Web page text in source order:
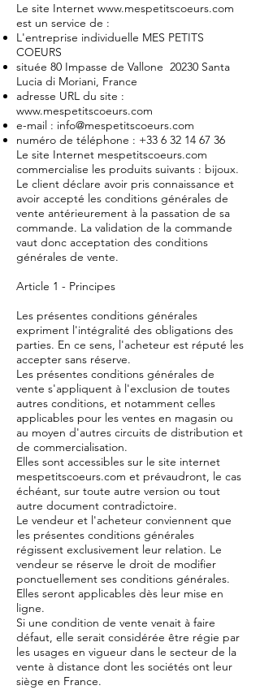
Le site Internet www.mespetitscoeurs.com
est un service de :
L'entreprise individuelle MES PETITS
COEURS
située 80 Impasse de Vallone 20230 Santa
Lucia di Moriani, France
adresse URL du site :
www.mespetitscoeurs.com
e-mail : info@mespetitscoeurs.com
numéro de téléphone : +33 6 32 14 67 36
Le site Internet mespetitscoeurs.com
commercialise les produits suivants : bijoux.
Le client déclare avoir pris connaissance et
avoir accepté les conditions générales de
vente antérieurement à la passation de sa
commande. La validation de la commande
vaut donc acceptation des conditions
générales de vente.
Article 1 - Principes
Les présentes conditions générales
expriment l'intégralité des obligations des
parties. En ce sens, l'acheteur est réputé les
accepter sans réserve.
Les présentes conditions générales de
vente s'appliquent à l'exclusion de toutes
autres conditions, et notamment celles
applicables pour les ventes en magasin ou
au moyen d'autres circuits de distribution et
de commercialisation.
Elles sont accessibles sur le site internet
mespetitscoeurs.com et prévaudront, le cas
échéant, sur toute autre version ou tout
autre document contradictoire.
Le vendeur et l'acheteur conviennent que
les présentes conditions générales
régissent exclusivement leur relation. Le
vendeur se réserve le droit de modifier
ponctuellement ses conditions générales.
Elles seront applicables dès leur mise en
ligne.
Si une condition de vente venait à faire
défaut, elle serait considérée être régie par
les usages en vigueur dans le secteur de la
vente à distance dont les sociétés ont leur
siège en France.